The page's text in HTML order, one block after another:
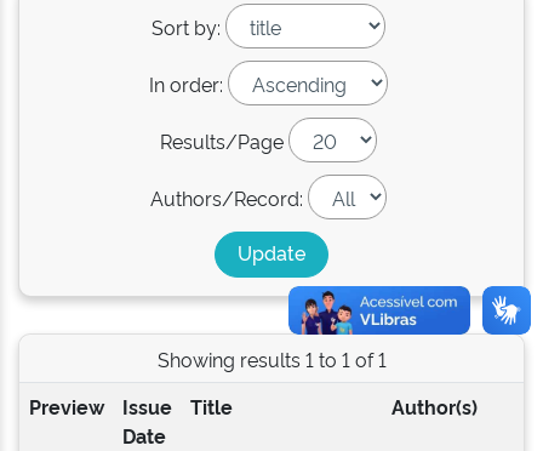
Sort by:
In order:
Results/Page
Authors/Record:
Showing results 1 to 1 of 1
Preview
Issue
Date
Title Author(s)